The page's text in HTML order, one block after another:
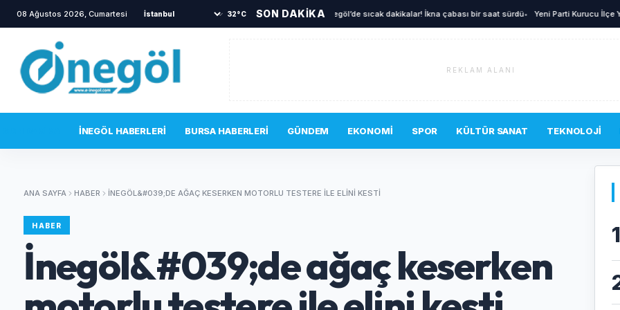
08 Ağustos 2026, Cumartesi 32°C SON DAKİKA
Yanına gelen sincabı elleriyle besledi• İnegöl’de sıcak dakikalar! İkna çabası bir saat sürdü• Yeni Parti Kurucu İlçe
REKLAM ALANI
İNEGÖL HABERLERI BURSA HABERLERI GÜNDEM EKONOMI SPOR KÜLTÜR SANAT TEKNOLOJI
ANA SAYFA HABER İNEGÖL&#039;DE AĞAÇ KESERKEN MOTORLU TESTERE ILE ELINI KESTI
HABER
İnegöl&#039;de ağaç keserken
1